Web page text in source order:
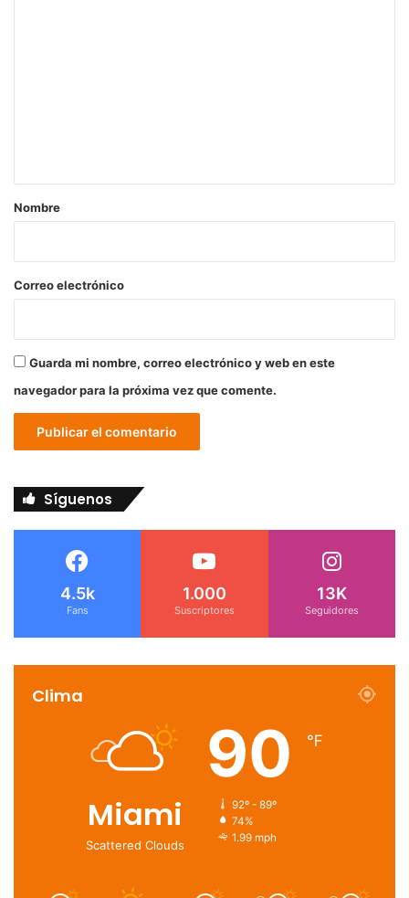
r
*
Nombre
Correo electrónico
Guarda mi nombre, correo electrónico y web en este
navegador para la próxima vez que comente.
Síguenos
4.5k
Fans
1.000
Suscriptores
13K
Seguidores
Clima
Miami
Scattered Clouds
90 ℉
92º - 89º
74%
1.99 mph